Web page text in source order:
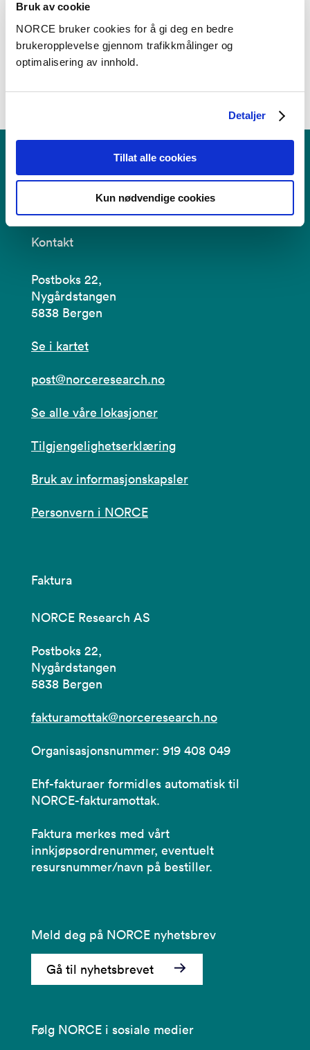
Bruk av cookie
NORCE bruker cookies for å gi deg en bedre
brukeropplevelse gjennom trafikkmålinger og
optimalisering av innhold.
Detaljer
Tillat alle cookies
Kun nødvendige cookies
Se alle prosjekter
Kontakt
Postboks 22,
Nygårdstangen
5838 Bergen
Se i kartet
post@norceresearch.no
Se alle våre lokasjoner
Tilgjengelighetserklæring
Bruk av informasjonskapsler
Personvern i NORCE
Faktura
NORCE Research AS
Postboks 22,
Nygårdstangen
5838 Bergen
fakturamottak@norceresearch.no
Organisasjonsnummer: 919 408 049
Ehf-fakturaer formidles automatisk til
NORCE-fakturamottak.
Faktura merkes med vårt
innkjøpsordrenummer, eventuelt
resursnummer/navn på bestiller.
Meld deg på NORCE nyhetsbrev
Gå til nyhetsbrevet
Følg NORCE i sosiale medier